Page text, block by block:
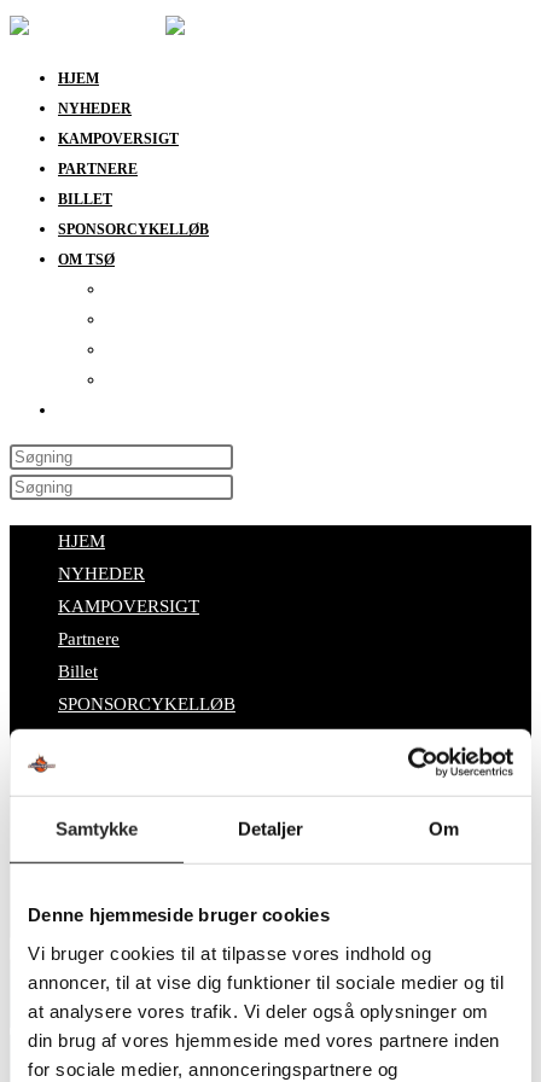
Samtykke Detaljer Om
Denne hjemmeside bruger cookies
Vi bruger cookies til at tilpasse vores indhold og
annoncer, til at vise dig funktioner til sociale medier og til
at analysere vores trafik. Vi deler også oplysninger om
din brug af vores hjemmeside med vores partnere inden
for sociale medier, annonceringspartnere og
HJEM
NYHEDER
KAMPOVERSIGT
PARTNERE
BILLET
SPONSORCYKELLØB
OM TSØ
HJEM
NYHEDER
KAMPOVERSIGT
Partnere
Billet
SPONSORCYKELLØB
BESTYRELSEN
SUPPORT
DATABESKYTTELSESPOLITIK
Tak for den store indsats